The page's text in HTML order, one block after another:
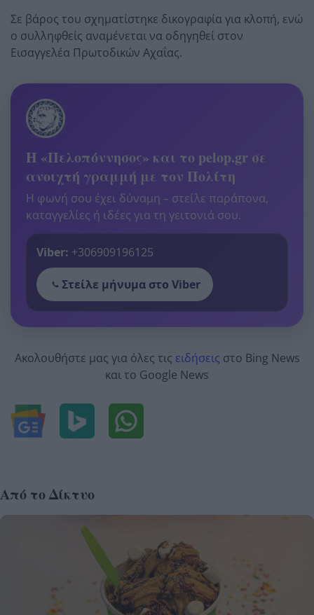
Σε βάρος του σχηματίστηκε δικογραφία για κλοπή, ενώ
ο συλληφθείς αναμένεται να οδηγηθεί στον
Εισαγγελέα Πρωτοδικών Αχαΐας.
Η «Πελοπόννησος» και το pelop.gr σε
ανοιχτή γραμμή με τον Πολίτη
Η φωνή σου έχει δύναμη – στείλε παράπονα,
καταγγελίες ή ιδέες για τη γειτονιά σου.
Viber: +306909196125
Στείλε μήνυμα στο Viber
Ακολουθήστε μας για όλες τις ειδήσεις στο Bing News
και το Google News
Από το Δίκτυο